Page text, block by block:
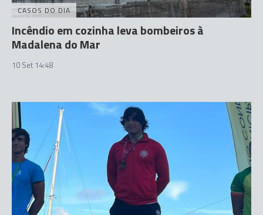
CASOS DO DIA
Incêndio em cozinha leva bombeiros à
Madalena do Mar
10 Set 14:48